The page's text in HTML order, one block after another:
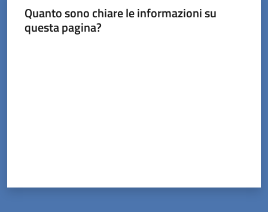
Quanto sono chiare le informazioni su
questa pagina?